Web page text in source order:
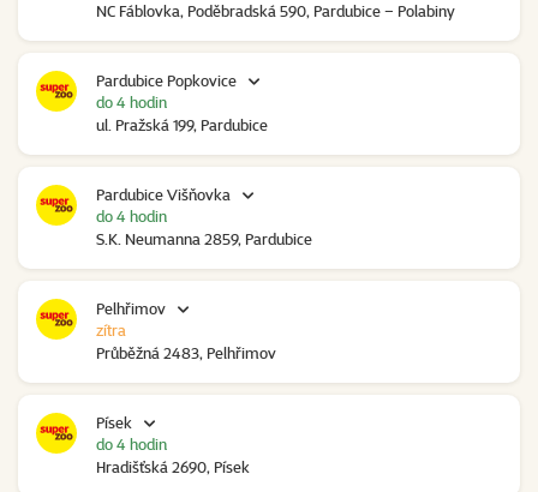
NC Fáblovka, Poděbradská 590, Pardubice – Polabiny
Pardubice Popkovice
ul. Pražská 199, Pardubice
do 4 hodin
Pardubice Višňovka
S.K. Neumanna 2859, Pardubice
do 4 hodin
Pelhřimov
Průběžná 2483, Pelhřimov
zítra
Písek
Hradišťská 2690, Písek
do 4 hodin